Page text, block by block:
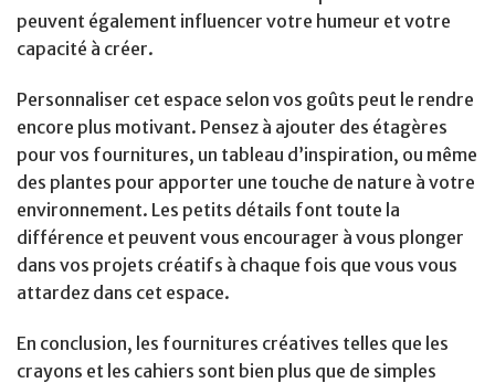
peuvent également influencer votre humeur et votre
capacité à créer.
Personnaliser cet espace selon vos goûts peut le rendre
encore plus motivant. Pensez à ajouter des étagères
pour vos fournitures, un tableau d’inspiration, ou même
des plantes pour apporter une touche de nature à votre
environnement. Les petits détails font toute la
différence et peuvent vous encourager à vous plonger
dans vos projets créatifs à chaque fois que vous vous
attardez dans cet espace.
En conclusion, les fournitures créatives telles que les
crayons et les cahiers sont bien plus que de simples